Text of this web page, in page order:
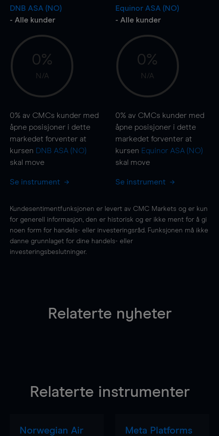
DNB ASA (NO)
- Alle kunder
0%
N/A
0% av CMCs kunder med
åpne posisjoner i dette
markedet forventer at
kursen DNB ASA (NO)
skal move
Se instrument
Equinor ASA (NO)
- Alle kunder
0%
N/A
0% av CMCs kunder med
åpne posisjoner i dette
markedet forventer at
kursen Equinor ASA (NO)
skal move
Se instrument
Kundesentimentfunksjonen er levert av CMC Markets og er kun
for generell informasjon, den er historisk og er ikke ment for å gi
noen form for handels- eller investeringsråd. Funksjonen må ikke
danne grunnlaget for dine handels- eller
investeringsbeslutninger.
Relaterte nyheter
Relaterte instrumenter
Norwegian Air
Meta Platforms